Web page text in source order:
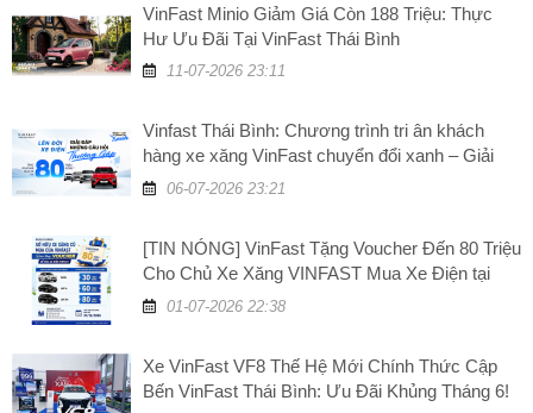
VinFast Minio Giảm Giá Còn 188 Triệu: Thực
Hư Ưu Đãi Tại VinFast Thái Bình
11-07-2026 23:11
Vinfast Thái Bình: Chương trình tri ân khách
hàng xe xăng VinFast chuyển đổi xanh – Giải
đáp những câu hỏi thường gặp
06-07-2026 23:21
[TIN NÓNG] VinFast Tặng Voucher Đến 80 Triệu
Cho Chủ Xe Xăng VINFAST Mua Xe Điện tại
VinFast Thái Bình
01-07-2026 22:38
Xe VinFast VF8 Thế Hệ Mới Chính Thức Cập
Bến VinFast Thái Bình: Ưu Đãi Khủng Tháng 6!